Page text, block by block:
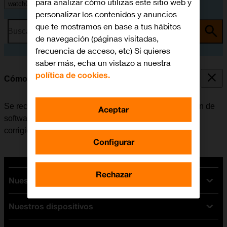
watchOS 10
Busca por problema o tema
Cómo actualizar el Apple Watch
Se recomienda actualizar el Apple Watch con la versión de
software más reciente ya que el fabricante suele ir
corrigiendo posibles errores de versiones anteriores.
Nuestras tarifas
Tarifas Orange
Tarifas fibra y móvil
Nuestros dispositivos
personalizar los contenidos y anuncios
que te mostramos en base a tus hábitos
de navegación (páginas visitadas,
frecuencia de acceso, etc) Si quieres
saber más, echa un vistazo a nuestra
política de cookies.
Configurar
Rechazar
Aceptar